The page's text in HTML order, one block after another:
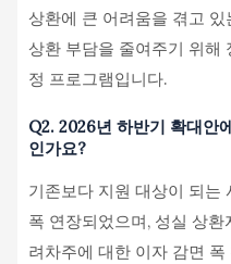
상환에 큰 어려움을 겪고
상환 부담을 줄여주기 위해
정 프로그램입니다.
Q2. 2026년 하반기 확대안
인가요?
기존보다 지원 대상이 되는
폭 연장되었으며, 성실 상
려차주에 대한 이자 감면